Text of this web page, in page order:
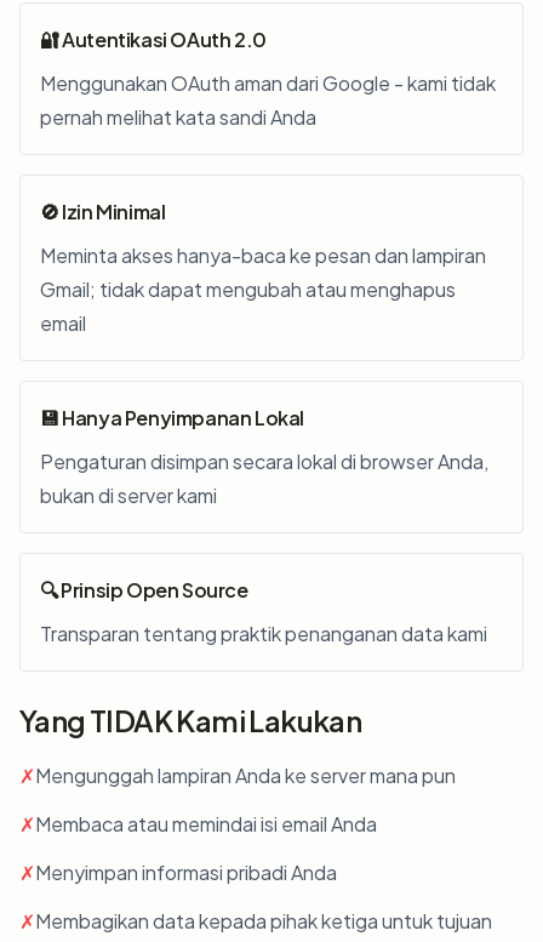
🔐 Autentikasi OAuth 2.0
Menggunakan OAuth aman dari Google - kami tidak
pernah melihat kata sandi Anda
🚫 Izin Minimal
Meminta akses hanya-baca ke pesan dan lampiran
Gmail; tidak dapat mengubah atau menghapus
email
💾 Hanya Penyimpanan Lokal
Pengaturan disimpan secara lokal di browser Anda,
bukan di server kami
🔍 Prinsip Open Source
Transparan tentang praktik penanganan data kami
Yang TIDAK Kami Lakukan
✗Mengunggah lampiran Anda ke server mana pun
✗Membaca atau memindai isi email Anda
✗Menyimpan informasi pribadi Anda
✗Membagikan data kepada pihak ketiga untuk tujuan